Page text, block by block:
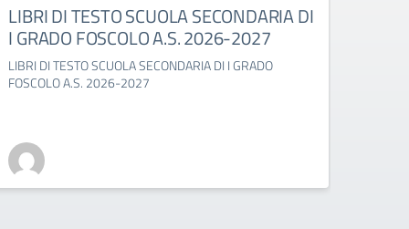
LIBRI DI TESTO SCUOLA SECONDARIA DI
I GRADO FOSCOLO A.S. 2026-2027
LIBRI DI TESTO SCUOLA SECONDARIA DI I GRADO
FOSCOLO A.S. 2026-2027